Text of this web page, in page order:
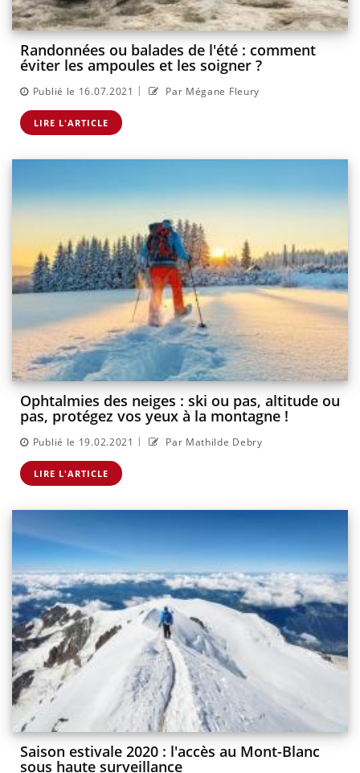
Randonnées ou balades de l'été : comment
éviter les ampoules et les soigner ?
Publié le 16.07.2021 | Par Mégane Fleury
LIRE L'ARTICLE
Ophtalmies des neiges : ski ou pas, altitude ou
pas, protégez vos yeux à la montagne !
Publié le 19.02.2021 | Par Mathilde Debry
LIRE L'ARTICLE
Saison estivale 2020 : l'accès au Mont-Blanc
sous haute surveillance